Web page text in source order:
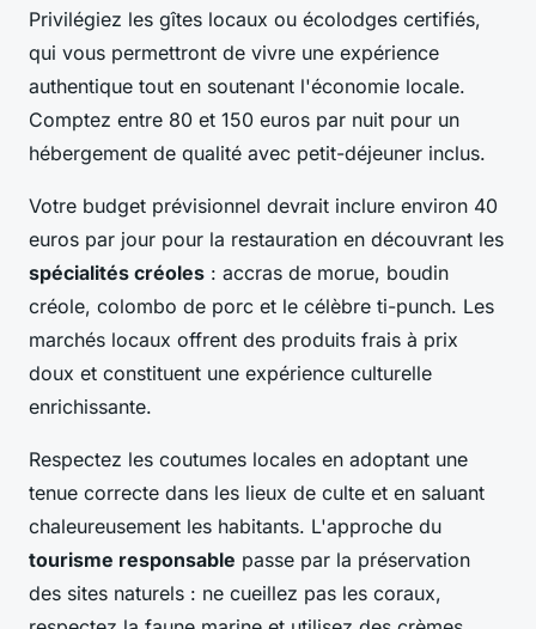
Privilégiez les gîtes locaux ou écolodges certifiés,
qui vous permettront de vivre une expérience
authentique tout en soutenant l'économie locale.
Comptez entre 80 et 150 euros par nuit pour un
hébergement de qualité avec petit-déjeuner inclus.
Votre budget prévisionnel devrait inclure environ 40
euros par jour pour la restauration en découvrant les
spécialités créoles : accras de morue, boudin
créole, colombo de porc et le célèbre ti-punch. Les
marchés locaux offrent des produits frais à prix
doux et constituent une expérience culturelle
enrichissante.
Respectez les coutumes locales en adoptant une
tenue correcte dans les lieux de culte et en saluant
chaleureusement les habitants. L'approche du
tourisme responsable passe par la préservation
des sites naturels : ne cueillez pas les coraux,